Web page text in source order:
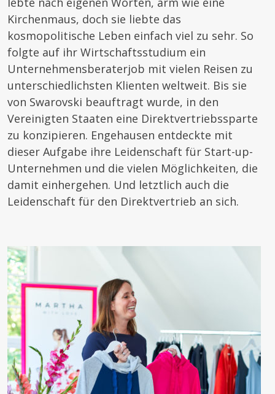
Kirchenmaus, doch sie liebte das
kosmopolitische Leben einfach viel zu sehr. So
folgte auf ihr Wirtschaftsstudium ein
Unternehmensberaterjob mit vielen Reisen zu
unterschiedlichsten Klienten weltweit. Bis sie
von Swarovski beauftragt wurde, in den
Vereinigten Staaten eine Direktvertriebssparte
zu konzipieren. Engehausen entdeckte mit
dieser Aufgabe ihre Leidenschaft für Start-up-
Unternehmen und die vielen Möglichkeiten, die
damit einhergehen. Und letztlich auch die
Leidenschaft für den Direktvertrieb an sich.